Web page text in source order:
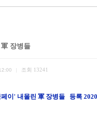
장병들
조회 13241
이' 내몰린 軍 장병들 등록